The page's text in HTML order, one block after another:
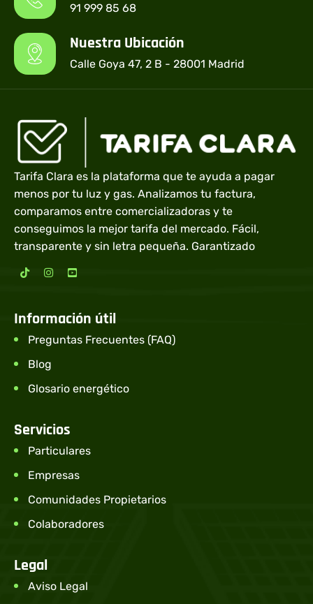
91 999 85 68
Nuestra Ubicación
Calle Goya 47, 2 B - 28001 Madrid
Tarifa Clara es la plataforma que te ayuda a pagar
menos por tu luz y gas. Analizamos tu factura,
comparamos entre comercializadoras y te
conseguimos la mejor tarifa del mercado. Fácil,
transparente y sin letra pequeña. Garantizado
Información útil
Preguntas Frecuentes (FAQ)
Blog
Glosario energético
Servicios
Particulares
Empresas
Comunidades Propietarios
Colaboradores
Legal
Aviso Legal